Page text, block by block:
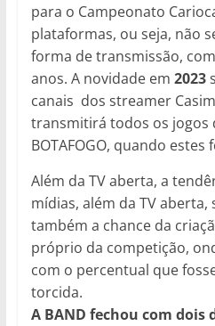
para o Campeonato
plataformas, ou seja, não
forma de transmissão,
anos. A novidade em 2023
canais dos streamer
transmitirá todos os jogos
BOTAFOGO, quando
Além da TV aberta, a
mídias, além da TV aberta,
também a chance da
próprio da competição,
com o percentual que
torcida.
A BAND fechou com dois